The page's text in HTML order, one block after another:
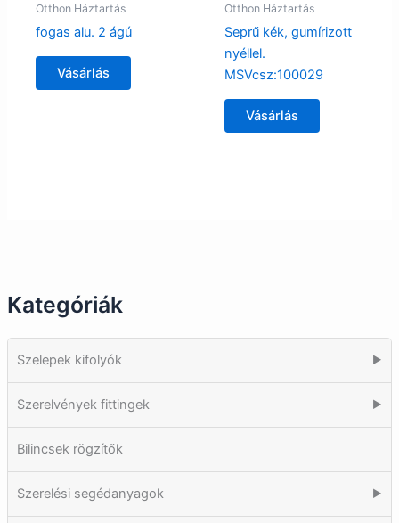
Kategóriák
Szelepek kifolyók ▶
Szerelvények fittingek ▶
Bilincsek rögzítők
Szerelési segédanyagok ▶
Otthon Háztartás
fogas alu. 2 ágú
Vásárlás
Otthon Háztartás
Seprű kék, gumírizott
nyéllel.
MSVcsz:100029
Vásárlás